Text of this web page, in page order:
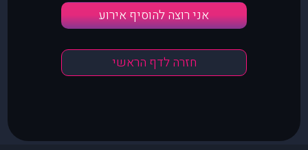
אני רוצה להוסיף אירוע
חזרה לדף הראשי